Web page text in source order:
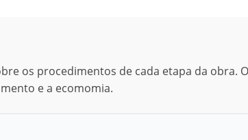
os procedimentos de cada etapa da obra.
e a ecomomia.